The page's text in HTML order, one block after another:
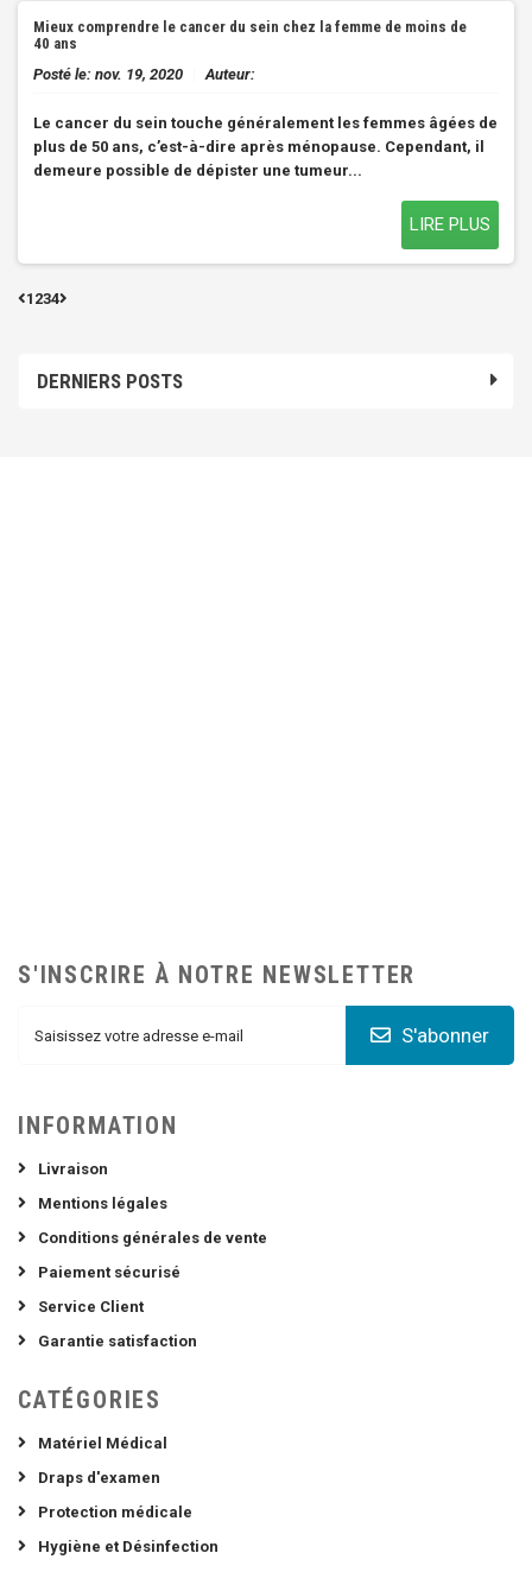
DERNIERS POSTS
Mieux comprendre le cancer du sein chez la femme de moins de
40 ans
Posté le: nov. 19, 2020 Auteur:
Le cancer du sein touche généralement les femmes âgées de
plus de 50 ans, c’est-à-dire après ménopause. Cependant, il
demeure possible de dépister une tumeur...
LIRE PLUS
1 234
S'INSCRIRE À NOTRE NEWSLETTER
S'abonner
INFORMATION
Livraison
Mentions légales
Conditions générales de vente
Paiement sécurisé
Service Client
Garantie satisfaction
CATÉGORIES
Matériel Médical
Draps d'examen
Protection médicale
Hygiène et Désinfection